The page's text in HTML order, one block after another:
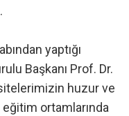
yaptığı
Başkanı Prof. Dr.
huzur ve
ortamlarında